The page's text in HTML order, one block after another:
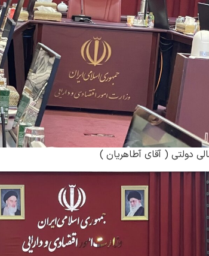
دولتی ( آقای آطاهریان )